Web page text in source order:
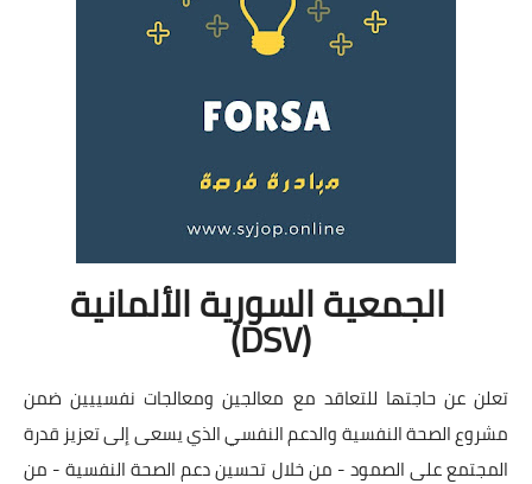
الجمعية السورية الألمانية
(DSV)
تعلن عن حاجتها للتعاقد مع معالجين ومعالجات نفسييين ضمن
مشروع الصحة النفسية والدعم النفسي الذي يسعى إلى تعزيز قدرة
المجتمع على الصمود - من خلال تحسين دعم الصحة النفسية - من